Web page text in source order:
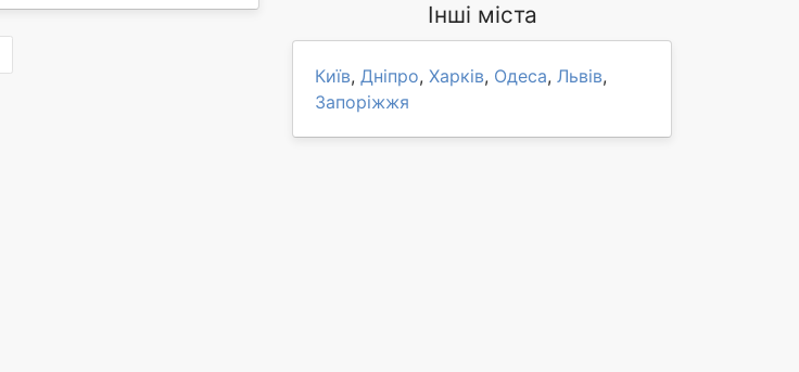
Інші міста
Київ, Дніпро, Харків, Одеса, Львів,
Запоріжжя